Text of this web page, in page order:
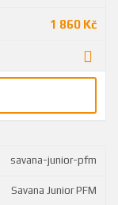
1 860 Kč
savana-junior-pfm
Savana Junior PFM